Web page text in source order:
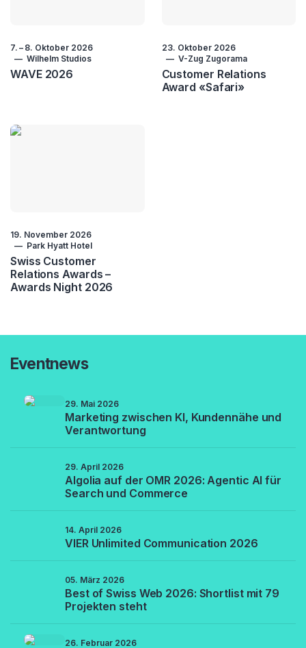
7. – 8. Oktober 2026
Wilhelm Studios
WAVE 2026
23. Oktober 2026
V-Zug Zugorama
Customer Relations
Award «Safari»
19. November 2026
Park Hyatt Hotel
Swiss Customer
Relations Awards –
Awards Night 2026
Eventnews
29. Mai 2026
Marketing zwischen KI, Kundennähe und
Verantwortung
29. April 2026
Algolia auf der OMR 2026: Agentic AI für
Search und Commerce
14. April 2026
VIER Unlimited Communication 2026
05. März 2026
Best of Swiss Web 2026: Shortlist mit 79
Projekten steht
26. Februar 2026